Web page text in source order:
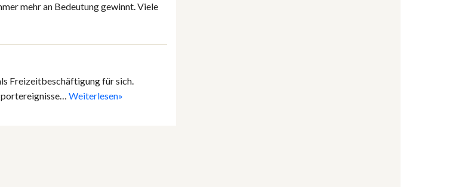
mehr an Bedeutung gewinnt. Viele
Freizeitbeschäftigung für sich.
Weiterlesen»